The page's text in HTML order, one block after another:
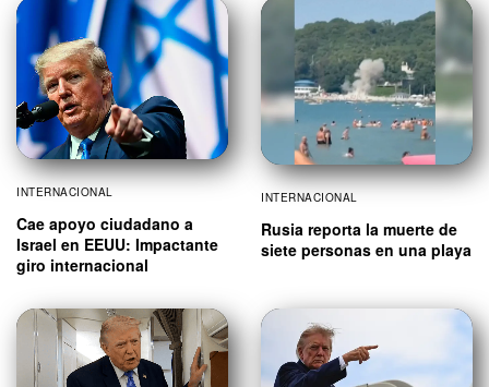
INTERNACIONAL
Cae apoyo ciudadano a
Israel en EEUU: Impactante
giro internacional
INTERNACIONAL
Rusia reporta la muerte de
siete personas en una playa